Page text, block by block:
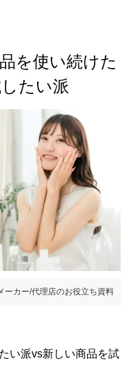
を使い続けた
たい派
ーカー/代理店のお役立ち資料
い派vs新しい商品を試